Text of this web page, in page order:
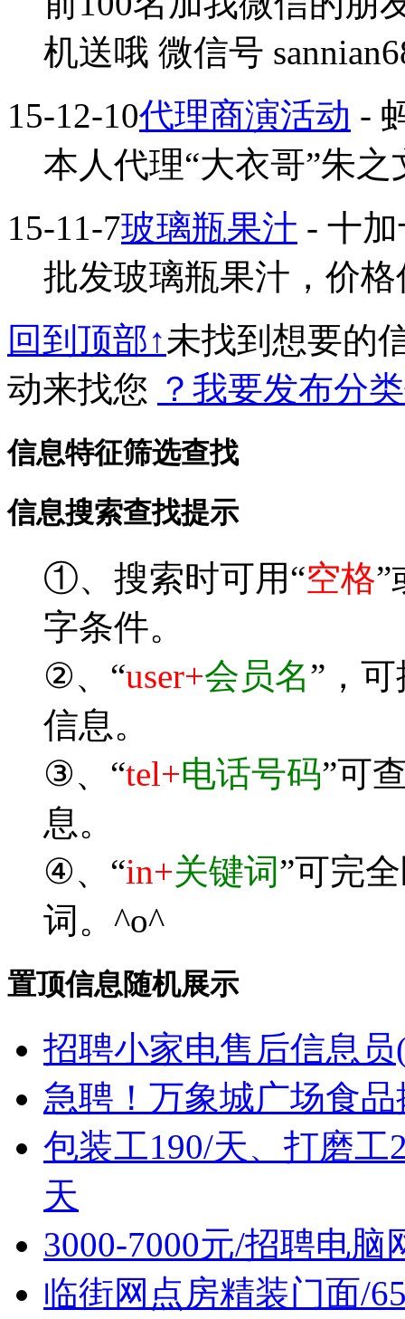
机送哦 微信号
15-12-10代理商演活动 -
本人代理“大衣哥”朱
15-11-7玻璃瓶果汁 - 十
批发玻璃瓶果汁，价格
回到顶部↑未找到想要的
动来找您 ？我要发布分
信息特征筛选查找
信息搜索查找提示
①、搜索时可用“空格”
字条件。
②、“user+会员名”，
信息。
③、“tel+电话号码”可
息。
④、“in+关键词”可完
词。^o^
置顶信息随机展示
招聘小家电售后信息
急聘！万象城广场食
包装工190/天、打磨工
天
3000-7000元/招聘电脑
临街网点房精装门面/